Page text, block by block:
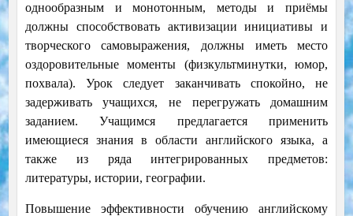
однообразным и монотонным, методы и приёмы
должны способствовать активизации инициативы и
творческого самовыражения, должны иметь место
оздоровительные моменты (физкультминутки, юмор,
похвала). Урок следует заканчивать спокойно, не
задерживать учащихся, не перегружать домашним
заданием. Учащимся предлагается применить
имеющиеся знания в области английского языка, а
также из ряда интегрированных предметов:
литературы, истории, географии.
Повышение эффективности обучению английскому